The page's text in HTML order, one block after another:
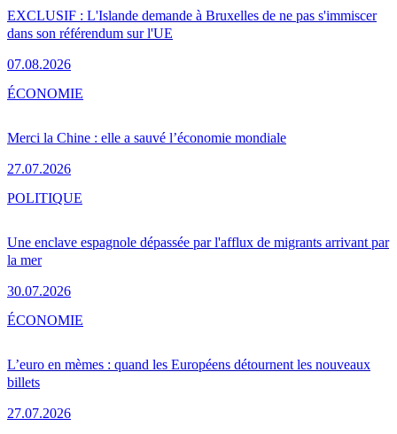
EXCLUSIF : L'Islande demande à Bruxelles de ne pas s'immiscer
dans son référendum sur l'UE
07.08.2026
Merci la Chine : elle a sauvé l’économie mondiale
27.07.2026
ÉCONOMIE
Une enclave espagnole dépassée par l'afflux de migrants arrivant par
la mer
30.07.2026
POLITIQUE
L’euro en mèmes : quand les Européens détournent les nouveaux
billets
27.07.2026
ÉCONOMIE